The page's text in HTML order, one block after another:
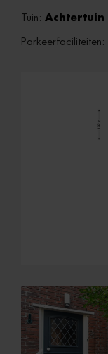
Tuin: Achtertuin
Parkeerfaciliteiten: